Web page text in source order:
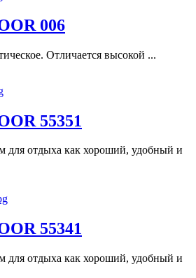
006
Отличается высокой ...
55351
для отдыха как хороший, удобный и
55341
для отдыха как хороший, удобный и